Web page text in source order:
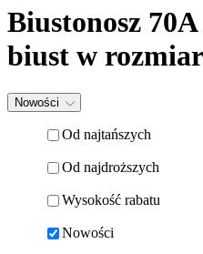
Biustonosz
biust w
Nowości
Od najtańszych
Od najdroższych
Wysokość rabatu
Nowości